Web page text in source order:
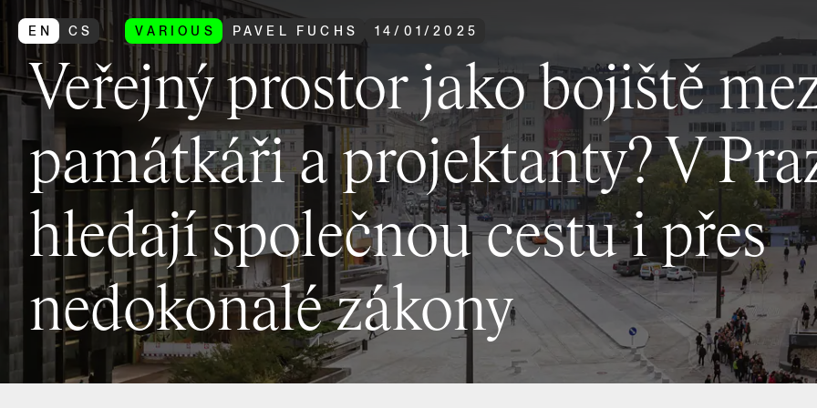
EN CS VARIOUS PAVEL FUCHS 14/ 01/2025
Veřejný prostor jako bojiště
památkáři a projektanty? V
hledají společnou cestu i přes
nedokonalé zákony